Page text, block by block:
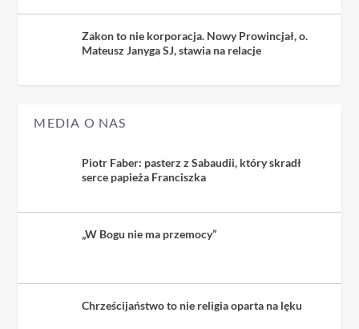
Zakon to nie korporacja. Nowy Prowincjał, o.
Mateusz Janyga SJ, stawia na relacje
MEDIA O NAS
Piotr Faber: pasterz z Sabaudii, który skradł
serce papieża Franciszka
„W Bogu nie ma przemocy”
Chrześcijaństwo to nie religia oparta na lęku